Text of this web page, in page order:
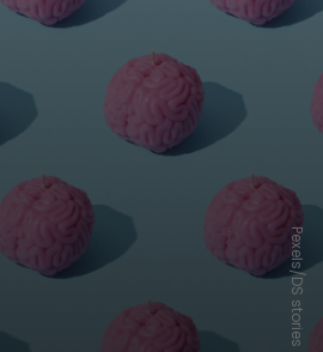
Pexels/DS stories